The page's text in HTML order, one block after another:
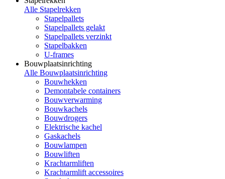
Alle Stapelrekken
Stapelpallets
Stapelpallets gelakt
Stapelpallets verzinkt
Stapelbakken
U-frames
Bouwplaatsinrichting
Alle Bouwplaatsinrichting
Bouwhekken
Demontabele containers
Bouwverwarming
Bouwkachels
Bouwdrogers
Elektrische kachel
Gaskachels
Bouwlampen
Bouwliften
Krachtarmliften
Krachtarmlift accessoires